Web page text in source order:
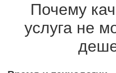
Почему
услуга не